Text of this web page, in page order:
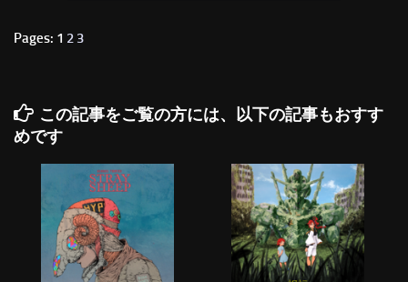
Pages: 1 2 3
この記事をご覧の方には、以下の記事もおすす
めです